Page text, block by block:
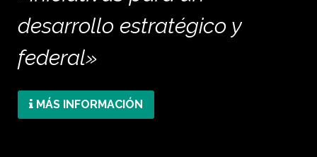
desarrollo estratégico y
federal»
MÁS INFORMACIÓN